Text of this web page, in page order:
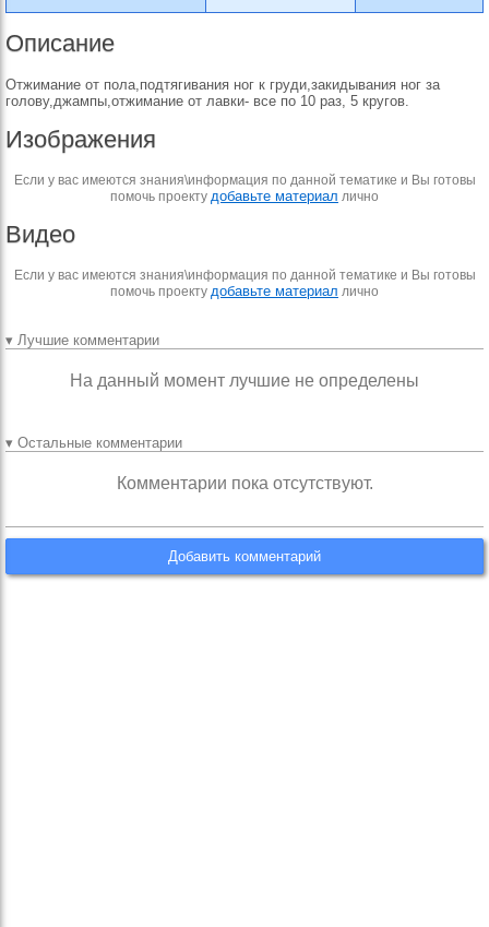
Описание
Отжимание от пола,подтягивания ног к груди,закидывания ног за
голову,джампы,отжимание от лавки- все по 10 раз, 5 кругов.
Изображения
Если у вас имеются знания\информация по данной тематике и Вы готовы
помочь проекту добавьте материал лично
Видео
Если у вас имеются знания\информация по данной тематике и Вы готовы
помочь проекту добавьте материал лично
▾ Лучшие комментарии
На данный момент лучшие не определены
▾ Остальные комментарии
Комментарии пока отсутствуют.
Добавить комментарий